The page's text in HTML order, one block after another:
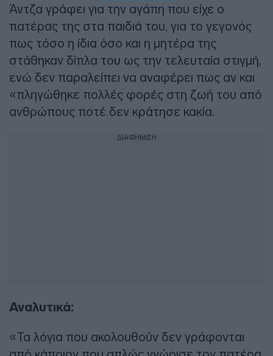
Άντζα γράφει για την αγάπη που είχε ο
πατέρας της στα παιδιά του, για το γεγονός
πως τόσο η ίδια όσο και η μητέρα της
στάθηκαν δίπλα του ως την τελευταία στιγμή,
ενώ δεν παραλείπει να αναφέρει πως αν και
«πληγώθηκε πολλές φορές στη ζωή του από
ανθρώπους ποτέ δεν κράτησε κακία.
ΔΙΑΦΗΜΙΣΗ
Αναλυτικά:
«Τα λόγια που ακολουθούν δεν γράφονται